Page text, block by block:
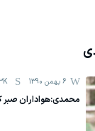
6 بهمن 1390
محمدی:هواداران صبر